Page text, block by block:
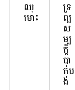
ឈ្
មោះ
ទ្រ
ព្យ
ស
ម្ប
ត្តិ
បា
ត់ប
ង់